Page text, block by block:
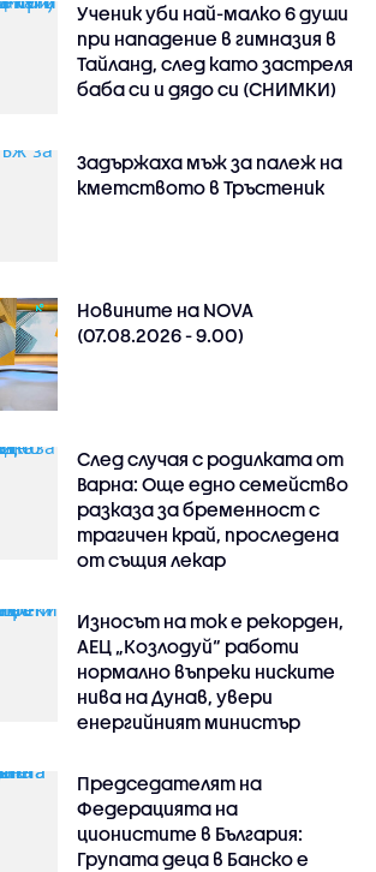
Ученик уби най-малко 6 души
при нападение в гимназия в
Тайланд, след като застреля
баба си и дядо си (СНИМКИ)
Задържаха мъж за палеж на
кметството в Тръстеник
Новините на NOVA
(07.08.2026 - 9.00)
След случая с родилката от
Варна: Още едно семейство
разказа за бременност с
трагичен край, проследена
от същия лекар
Износът на ток е рекорден,
АЕЦ „Козлодуй“ работи
нормално въпреки ниските
нива на Дунав, увери
енергийният министър
Председателят на
Федерацията на
ционистите в България:
Групата деца в Банско е